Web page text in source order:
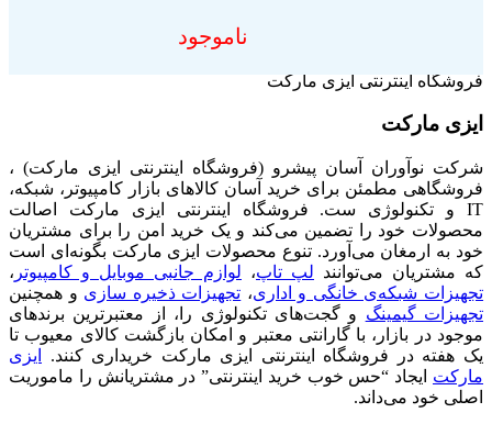
ناموجود
فروشگاه اینترنتی ایزی مارکت
ایزی مارکت
شرکت نوآوران آسان پیشرو (فروشگاه اینترنتی ایزی مارکت) ،
فروشگاهی مطمئن برای خرید آسان کالاهای بازار کامپیوتر، شبکه،
IT و تکنولوژی ست. فروشگاه اینترنتی ایزی مارکت اصالت
محصولات خود را تضمین می‌کند و یک خرید امن را برای مشتریان
خود به ارمغان می‌آورد. تنوع محصولات ایزی مارکت بگونه‌ای است
که مشتریان می‌توانند لپ تاپ، لوازم جانبی موبایل و کامپیوتر ،
تجهیزات شبکه‌ی خانگی و اداری، تجهیزات ذخیره سازی و همچنین
تجهیزات گیمینگ و گجت‌های تکنولوژی را، از معتبرترین برندهای
موجود در بازار، با گارانتی معتبر و امکان بازگشت کالای معیوب تا
یک هفته در فروشگاه اینترنتی ایزی مارکت خریداری کنند.
ایزی
مارکت ایجاد “حس خوب خرید اینترنتی” در مشتریانش را ماموریت
اصلی خود می‌داند.